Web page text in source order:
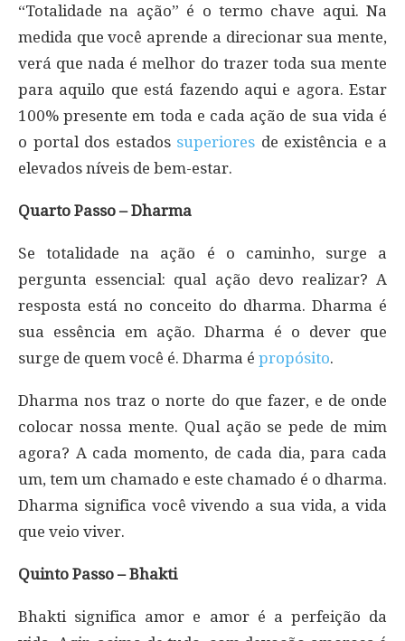
“Totalidade na ação” é o termo chave aqui. Na
medida que você aprende a direcionar sua mente,
verá que nada é melhor do trazer toda sua mente
para aquilo que está fazendo aqui e agora. Estar
100% presente em toda e cada ação de sua vida é
o portal dos estados superiores de existência e a
elevados níveis de bem-estar.
Quarto Passo – Dharma
Se totalidade na ação é o caminho, surge a
pergunta essencial: qual ação devo realizar? A
resposta está no conceito do dharma. Dharma é
sua essência em ação. Dharma é o dever que
surge de quem você é. Dharma é propósito.
Dharma nos traz o norte do que fazer, e de onde
colocar nossa mente. Qual ação se pede de mim
agora? A cada momento, de cada dia, para cada
um, tem um chamado e este chamado é o dharma.
Dharma significa você vivendo a sua vida, a vida
que veio viver.
Quinto Passo – Bhakti
Bhakti significa amor e amor é a perfeição da